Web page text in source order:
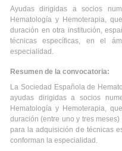
Ayudas dirigidas a socios
Hematología y Hemoterapia,
duración en otra institución,
técnicas específicas, en el
especialidad.
Resumen de la convocatoria:
La Sociedad Española de
ayudas dirigidas a socios
Hematología y Hemoterapia,
duración (entre uno y tres
para la adquisición de técnicas
conforman la especialidad.